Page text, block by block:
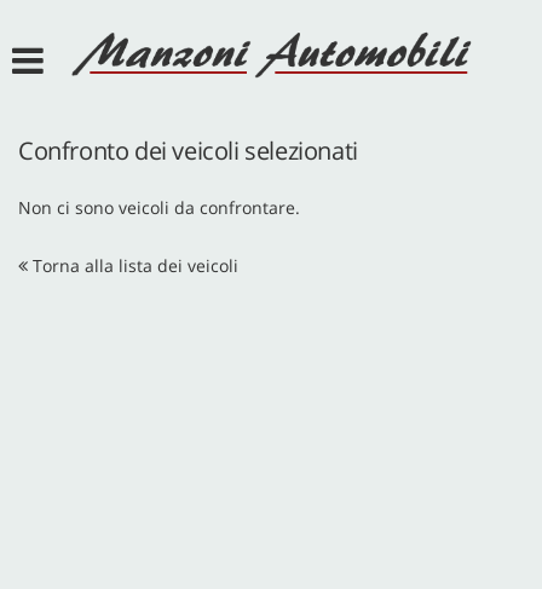
Confronto dei veicoli selezionati
Non ci sono veicoli da confrontare.
Torna alla lista dei veicoli